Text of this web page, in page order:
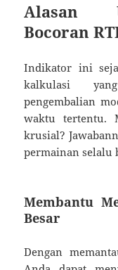
Alasan
Bocoran
Indikator ini
kalkulasi
pengembalian
waktu tertentu.
krusial?
permainan selalu
Membantu
Besar
Dengan